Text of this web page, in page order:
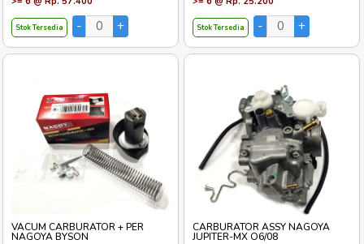
Stok Tersedia Stok Tersedia
VACUM CARBURATOR + PER
NAGOYA BYSON
CARBURATOR ASSY NAGOYA
JUPITER-MX O6/08